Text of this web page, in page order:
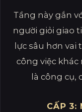
Tầng này gắn
người giỏi giao
lực sâu hơn
công việc khác
là công cụ,
CẤP 3: